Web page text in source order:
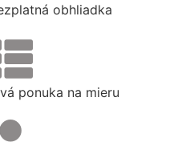
obhliadka
ponuka na mieru